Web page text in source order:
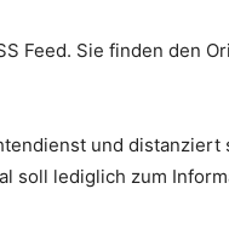
Feed. Sie finden den
und distanziert
soll lediglich zum